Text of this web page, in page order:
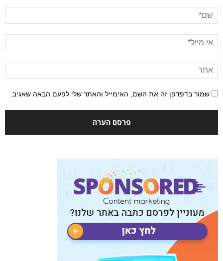
שמור בדפדפן זה את השם, האימייל והאתר שלי לפעם הבאה שאגיב.